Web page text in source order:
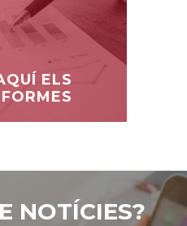
ELS
NOTÍCIES?